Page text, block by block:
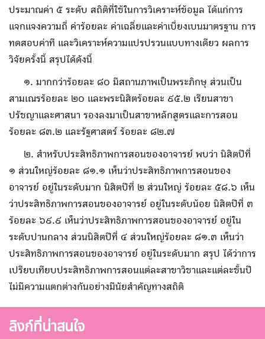
ประมาณค่า ๕ ระดับ สถิติที่ใช้ในการวิเคราะห์ข้อมูล ได้แก่การ
แจกแจงความถี่ ค่าร้อยละ ค่าเฉลี่ยและค่าเบี่ยงเบนมาตรฐาน การ
ทดสอบค่าที และวิเคราะห์ความแปรปรวนแบบทางเดียว ผลการ
วิจัยครั้งนี้ สรุปได้ดังนี้
๑. มากกว่าร้อยละ ๘๐ มีสถานภาพเป็นพระภิกษุ ส่วนเป็น
สามเณรร้อยละ ๒๐ และพระนิสิตร้อยละ ๙๕.๒ เรียนสาขา
ปรัชญาและศาสนา รองลงมาเป็นสาขาหลักสูตรและการสอน
ร้อยละ ๘๓.๒ และรัฐศาสตร์ ร้อยละ ๘๒.๗
๒. สำหรับประสิทธิภาพการสอนของอาจารย์ พบว่า นิสิตปีที่
๑ ส่วนใหญ่ร้อยละ ๘๑.๑ เห็นว่าประสิทธิภาพการสอนของ
อาจารย์ อยู่ในระดับมาก นิสิตปีที่ ๒ ส่วนใหญ่ ร้อยละ ๕๘.๖ เห็น
ว่าประสิทธิภาพการสอนของอาจารย์ อยู่ในระดับน้อย นิสิตปีที่ ๓
ร้อยละ ๖๙.๙ เห็นว่าประสิทธิภาพการสอนของอาจารย์ อยู่ใน
ระดับปานกลาง ส่วนนิสิตปีที่ ๔ ส่วนใหญ่ร้อยละ ๘๑.๓ เห็นว่า
ประสิทธิภาพการสอนของอาจารย์ อยู่ในระดับมาก สรุป ได้ว่าการ
เปรียบเทียบประสิทธิภาพการสอนแต่ละสาขาวิชาและแต่ละชั้นปี
ไม่มีความแตกต่างกันอย่างมีนัยสำคัญทางสถิติ
ลิงก์ที่น่าสนใจ